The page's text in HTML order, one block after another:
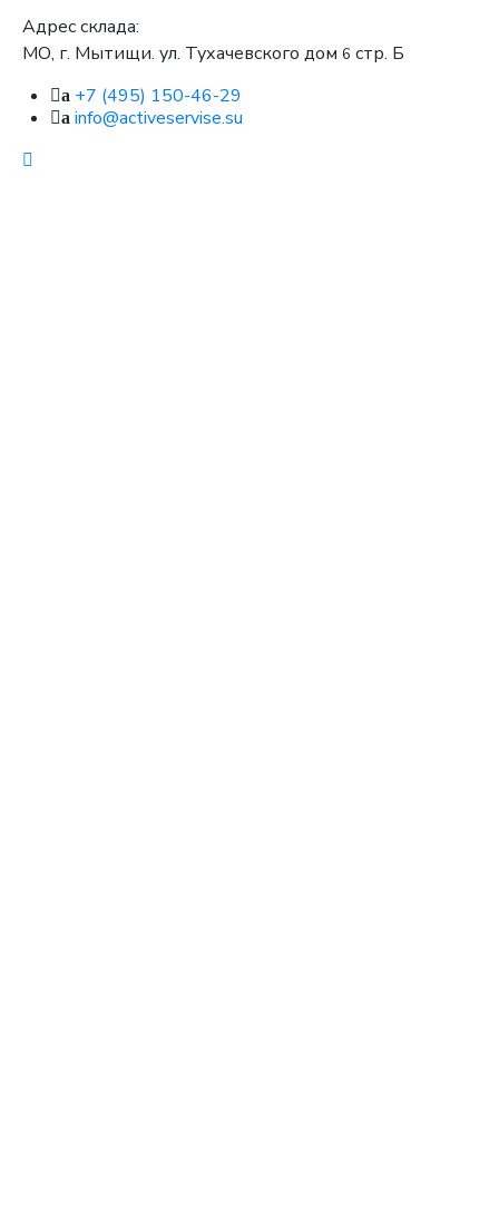
Адрес склада:
МО, г. Мытищи. ул. Тухачевского дом 6 стр. Б
a +7 (495) 150-46-29
a info@activeservise.su